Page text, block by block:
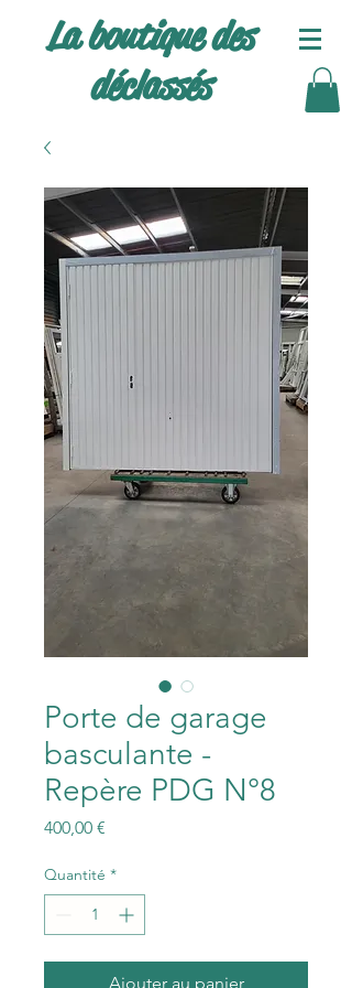
La boutique des
déclassés
Porte de garage
basculante -
Repère PDG N°8
400,00 €
Quantité *
Ajouter au panier